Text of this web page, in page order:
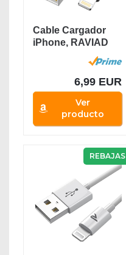
Cable Cargador
iPhone, RAVIAD
[MFi Certificado]...
6,99 EUR
Ver
producto
REBAJAS